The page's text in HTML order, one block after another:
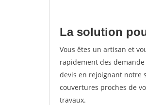
La solution
Vous êtes un artisan et
rapidement des
devis en rejoignant notre
couvertures proches de
travaux.